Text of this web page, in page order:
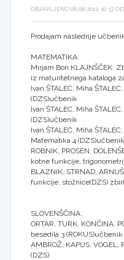
OBJAVLJENO 06.08.2012, 10:37 OD
Prodajam naslednje
MATEMATIKA:
Mirjam Bon KLAJNŠČEK:
iz maturitetnega kataloga
Ivan ŠTALEC, Miha
(DZS)učbenik
Ivan ŠTALEC, Miha
(DZS)učbenik
Ivan ŠTALEC, Miha
Matematika 4 (DZS)učbenik
ROBNIK, PROSEN,
kotne funkcije,
BLAZNIK, STRNAD,
funkcije, stožnice(DZS)
SLOVENŠČINA:
ORTAR, TURK, KONČINA,
besedila 3 (ROKUS)učbenik
AMBROŽ, KAPUS, VOGEL,
(DZS)